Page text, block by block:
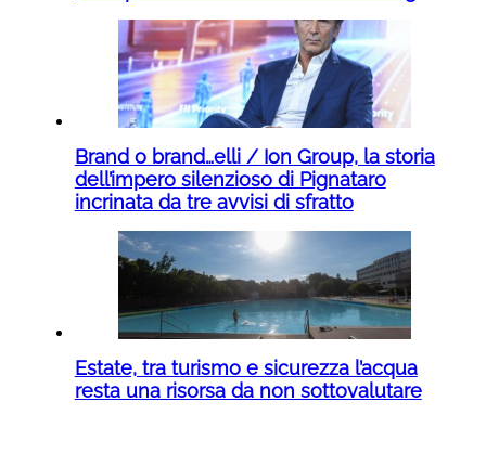
Brand o brand…elli / Ion Group, la storia
dell’impero silenzioso di Pignataro
incrinata da tre avvisi di sfratto
Estate, tra turismo e sicurezza l’acqua
resta una risorsa da non sottovalutare